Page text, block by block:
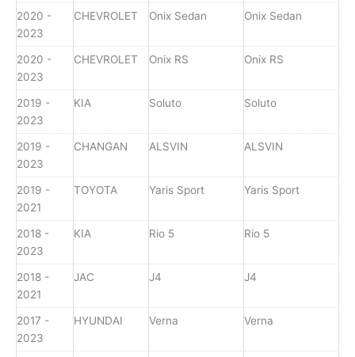
2020 -
2023
CHEVROLET Onix Sedan Onix Sedan
2020 -
2023
CHEVROLET Onix RS Onix RS
2019 -
2023
KIA Soluto Soluto
2019 -
2023
CHANGAN ALSVIN ALSVIN
2019 -
2021
TOYOTA Yaris Sport Yaris Sport
2018 -
2023
KIA Rio 5 Rio 5
2018 -
2021
JAC J4 J4
2017 -
2023
HYUNDAI Verna Verna